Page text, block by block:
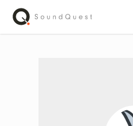
Skip